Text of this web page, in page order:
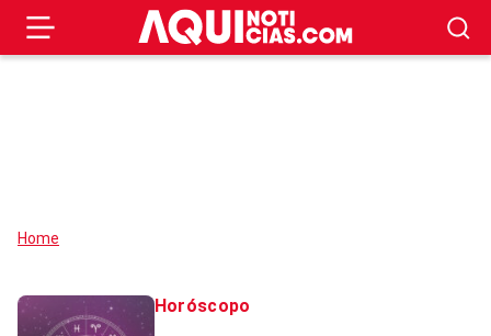
Home
Horóscopo